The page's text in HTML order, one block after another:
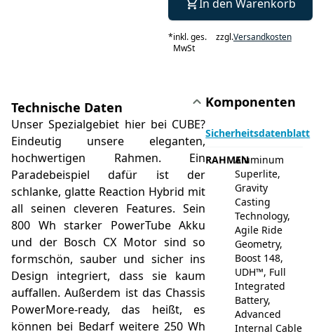
In den Warenkorb
*inkl. ges.
MwSt
zzgl.Versandkosten
Technische Daten
Unser Spezialgebiet hier bei CUBE?
Eindeutig unsere eleganten,
hochwertigen Rahmen. Ein
Paradebeispiel dafür ist der
schlanke, glatte Reaction Hybrid mit
all seinen cleveren Features. Sein
800 Wh starker PowerTube Akku
und der Bosch CX Motor sind so
formschön, sauber und sicher ins
Design integriert, dass sie kaum
auffallen. Außerdem ist das Chassis
PowerMore-ready, das heißt, es
können bei Bedarf weitere 250 Wh
Komponenten
Sicherheitsdatenblatt
RAHMENAluminum
Superlite,
Gravity
Casting
Technology,
Agile Ride
Geometry,
Boost 148,
UDH™, Full
Integrated
Battery,
Advanced
Internal Cable